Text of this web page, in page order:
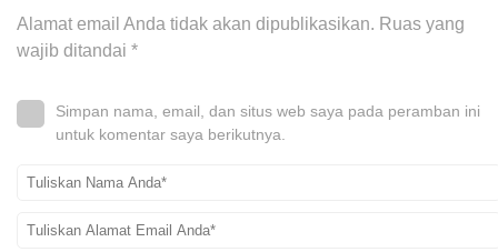
Alamat email Anda tidak akan dipublikasikan. Ruas yang
wajib ditandai *
Simpan nama, email, dan situs web saya pada peramban ini
untuk komentar saya berikutnya.